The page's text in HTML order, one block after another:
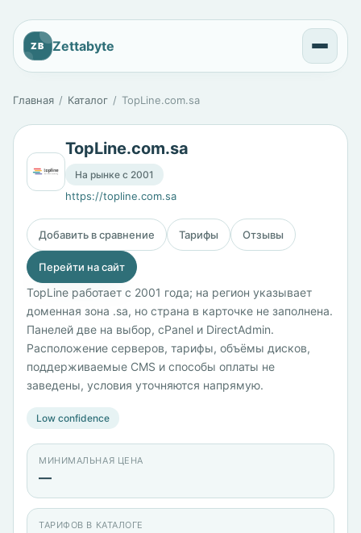
ZB Zettabyte
Главная Каталог TopLine.com.sa
TopLine.com.sa
На рынке с 2001
https://topline.com.sa
Добавить в сравнение Тарифы Отзывы
Перейти на сайт
TopLine работает с 2001 года; на регион указывает
доменная зона .sa, но страна в карточке не заполнена.
Панелей две на выбор, cPanel и DirectAdmin.
Расположение серверов, тарифы, объёмы дисков,
поддерживаемые CMS и способы оплаты не
заведены, условия уточняются напрямую.
Low confidence
МИНИМАЛЬНАЯ ЦЕНА
—
ТАРИФОВ В КАТАЛОГЕ